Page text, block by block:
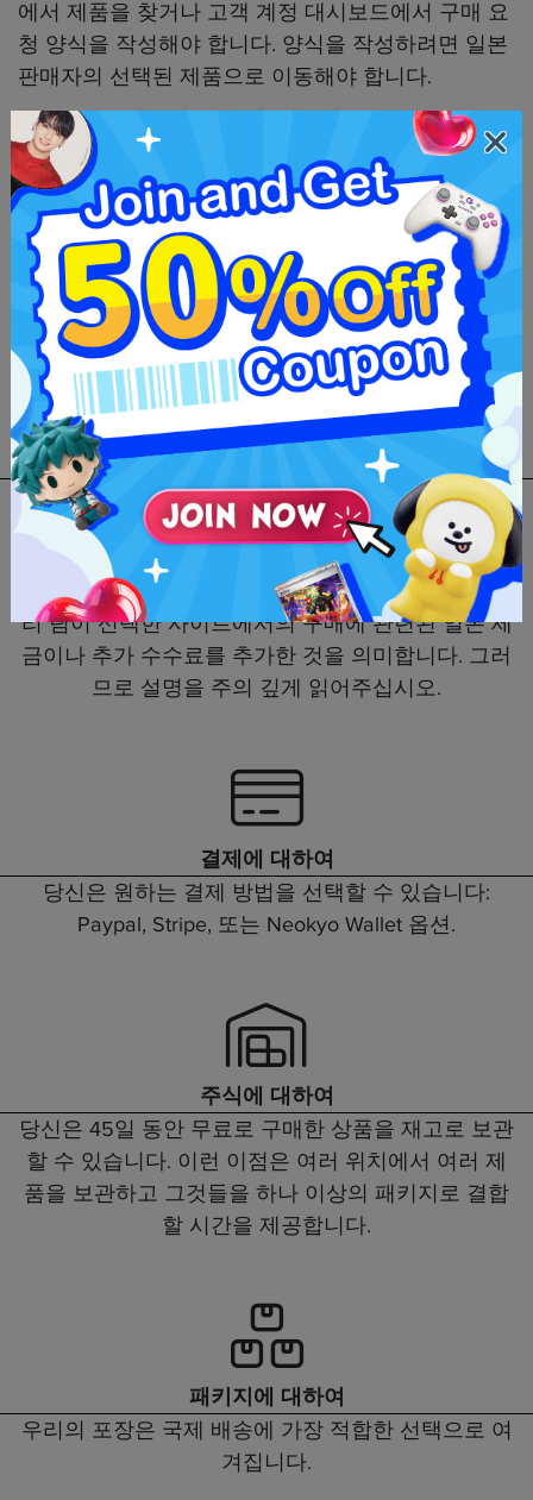
에서 제품을 찾거나 고객 계정 대시보드에서 구매 요
청 양식을 작성해야 합니다. 양식을 작성하려면 일본
판매자의 선택된 제품으로 이동해야 합니다.
그 후, 우리 팀이 구매 요청을 확인합니다. 확인된 주
문에 대해 모두 결제하면 됩니다. 결제 후, 우리 팀이
구매를 처리하고 구매한 물품이 우리 창고에 입고되
는 즉시 연락드릴 것입니다.
Neokyo의 프로세스에 대한 자세한 정보 :
우리의 수수료는 상품당 350엔입니다. 우리는 제품
가격을 변경하지 않습니다. 모든 방송 가격은 일본 시
장에서의 실제 가격입니다. 유의하십시오, 만약 최종
가격이 판매자 사이트에서 다르다면. 이는 아마도 우
리 팀이 선택한 사이트에서의 구매에 관련된 일본 세
금이나 추가 수수료를 추가한 것을 의미합니다. 그러
므로 설명을 주의 깊게 읽어주십시오.
당신은 원하는 결제 방법을 선택할 수 있습니다:
Paypal, Stripe, 또는 Neokyo Wallet 옵션.
결제에 대하여
주식에 대하여
당신은 45일 동안 무료로 구매한 상품을 재고로 보관
할 수 있습니다. 이런 이점은 여러 위치에서 여러 제
품을 보관하고 그것들을 하나 이상의 패키지로 결합
할 시간을 제공합니다.
우리의 포장은 국제 배송에 가장 적합한 선택으로 여
겨집니다.
패키지에 대하여